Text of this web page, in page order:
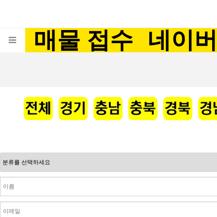
매물 접수 네이